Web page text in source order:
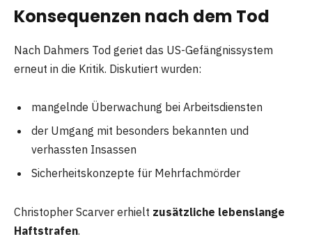
Konsequenzen nach dem Tod
Nach Dahmers Tod geriet das US-Gefängnissystem
erneut in die Kritik. Diskutiert wurden:
mangelnde Überwachung bei Arbeitsdiensten
der Umgang mit besonders bekannten und
verhassten Insassen
Sicherheitskonzepte für Mehrfachmörder
Christopher Scarver erhielt zusätzliche lebenslange
Haftstrafen.